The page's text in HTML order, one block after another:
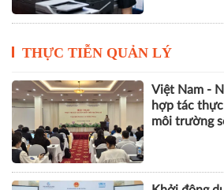
THỰC TIỄN QUẢN LÝ
Việt Nam -
hợp tác
môi trường